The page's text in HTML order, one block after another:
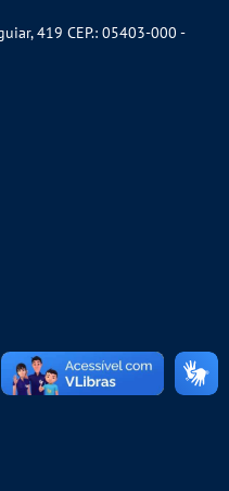
419 CEP.: 05403-000 -